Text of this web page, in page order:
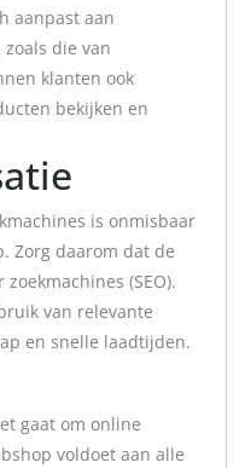
aanpast aan
die van
klanten ook
bekijken en
is onmisbaar
Zorg daarom dat de
(SEO).
van relevante
en snelle laadtijden.
gaat om online
voldoet aan alle